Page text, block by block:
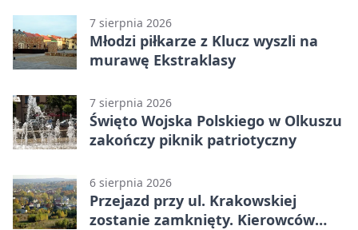
7 sierpnia 2026
Młodzi piłkarze z Klucz wyszli na
murawę Ekstraklasy
7 sierpnia 2026
Święto Wojska Polskiego w Olkuszu
zakończy piknik patriotyczny
6 sierpnia 2026
Przejazd przy ul. Krakowskiej
zostanie zamknięty. Kierowców